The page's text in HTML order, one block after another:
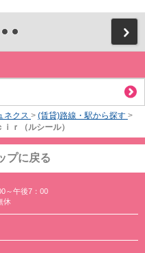
ネクス > (賃貸)路線・駅から探す >
ｉｒ（ルシール）
プに戻る
～午後7：00
休